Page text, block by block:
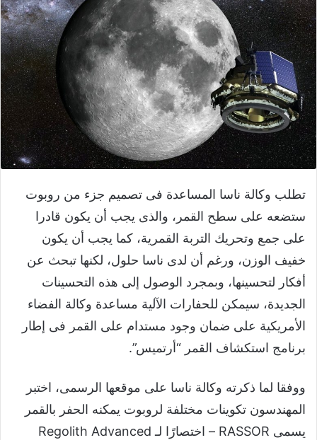
تطلب وكالة ناسا المساعدة فى تصميم جزء من روبوت
ستضعه على سطح القمر، والذى يجب أن يكون قادرا
على جمع وتحريك التربة القمرية، كما يجب أن يكون
خفيف الوزن، ورغم أن لدى ناسا حلول، لكنها تبحث عن
أفكار لتحسينها، وبمجرد الوصول إلى هذه التحسينات
الجديدة، سيمكن للحفارات الآلية مساعدة وكالة الفضاء
الأمريكية على ضمان وجود مستدام على القمر فى إطار
برنامج استكشاف القمر “أرتميس”.
ووفقا لما ذكرته وكالة ناسا على موقعها الرسمى، اختبر
المهندسون تكوينات مختلفة لروبوت يمكنه الحفر بالقمر
يسمى RASSOR – اختصارًا لـ Regolith Advanced